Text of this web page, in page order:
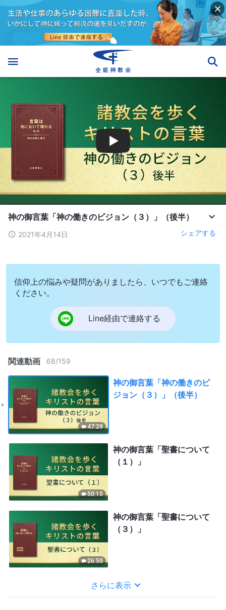
神の御言葉「神の働きのビジョン（３）」（後半）
2021年4月14日 シェアする
信仰上の悩みや疑問がありましたら、いつでもご連絡
ください。
Line経由で連絡する
関連動画 68/159
47:29
神の御言葉「神の働きのビ
ジョン（３）」（後半）
50:15
神の御言葉「聖書について
（１）」
26:50
神の御言葉「聖書について
（３）」
さらに表示